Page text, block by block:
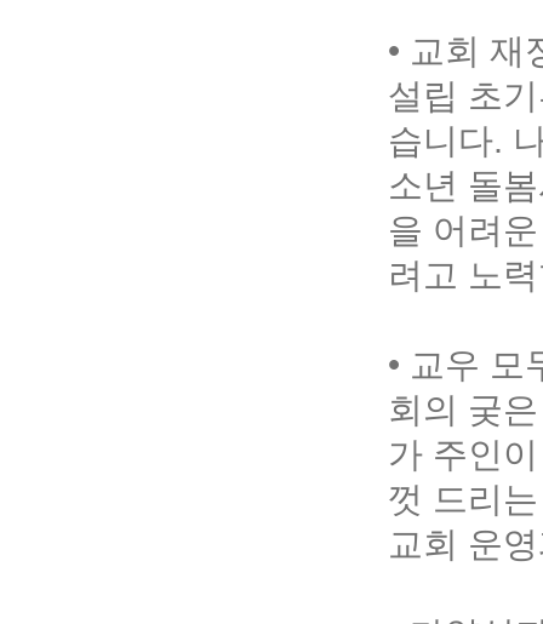
• 교회 재
설립 초
습니다.
소년 돌
을 어려
려고 노
• 교우 모
회의 궂
가 주인
껏 드리
교회 운